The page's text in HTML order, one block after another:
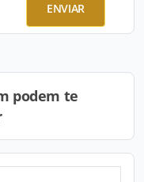
ENVIAR
podem te